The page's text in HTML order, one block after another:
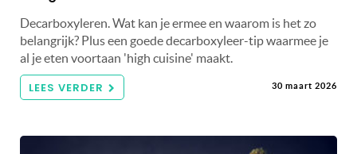
Decarboxyleren. Wat kan je ermee en waarom is het zo
belangrijk? Plus een goede decarboxyleer-tip waarmee je
al je eten voortaan 'high cuisine' maakt.
LEES VERDER 30 maart 2026